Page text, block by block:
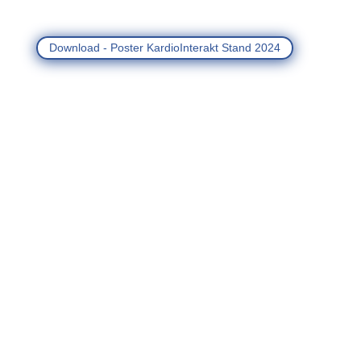
Download - Poster KardioInterakt Stand 2024